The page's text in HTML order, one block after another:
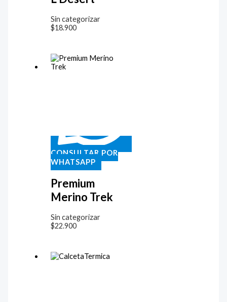
Sin categorizar
$18.900
CONSULTAR POR
WHATSAPP
Premium
Merino Trek
Sin categorizar
$22.900